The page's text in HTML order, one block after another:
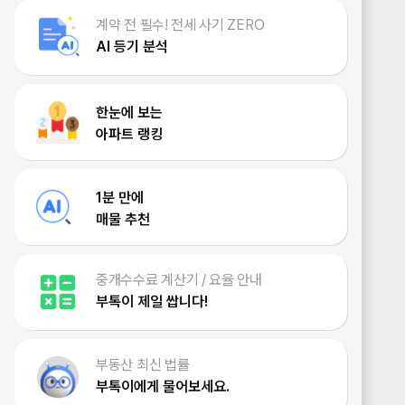
계약 전 필수! 전세 사기 ZERO
AI 등기 분석
한눈에 보는
아파트 랭킹
1분 만에
매물 추천
중개수수료 계산기 / 요율 안내
부톡이 제일 쌉니다!
부동산 최신 법률
부톡이에게 물어보세요.